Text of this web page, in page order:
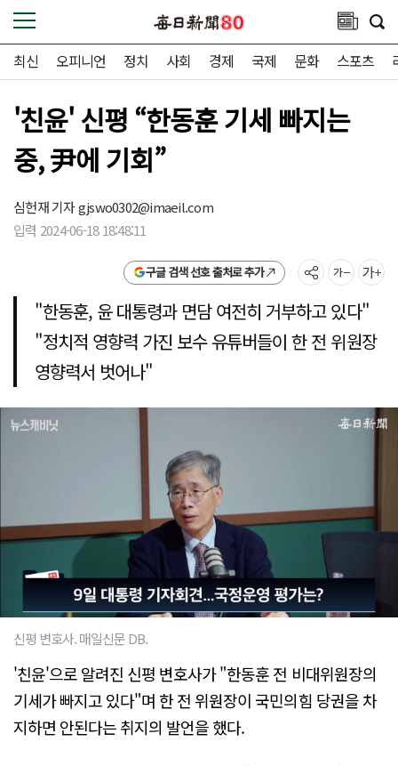
최신 오피니언 정치 사회 경제 국제 문화 스포츠
'친윤' 신평 “한동훈 기세 빠지는
중, 尹에 기회”
심헌재 기자gjswo0302@imaeil.com
입력 2024-06-18 18:48:11
구글 검색 선호 출처로 추가
"한동훈, 윤 대통령과 면담 여전히 거부하고 있다"
"정치적 영향력 가진 보수 유튜버들이 한 전 위원장
영향력서 벗어나"
신평 변호사. 매일신문 DB.
'친윤'으로 알려진 신평 변호사가 "한동훈 전 비대위원장의
기세가 빠지고 있다"며 한 전 위원장이 국민의힘 당권을 차
지하면 안된다는 취지의 발언을 했다.